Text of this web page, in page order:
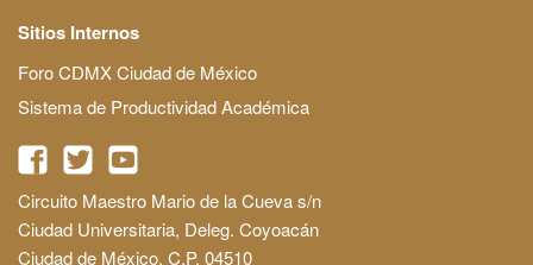
Sitios Internos
Foro CDMX Ciudad de México
Sistema de Productividad Académica
Circuito Maestro Mario de la Cueva s/n
Ciudad Universitaria, Deleg. Coyoacán
Ciudad de México, C.P. 04510